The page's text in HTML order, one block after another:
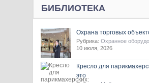
БИБЛИОТЕКА
Охрана торговых
Рубрика: Охранное
10 июля, 2026
Кресло для
это